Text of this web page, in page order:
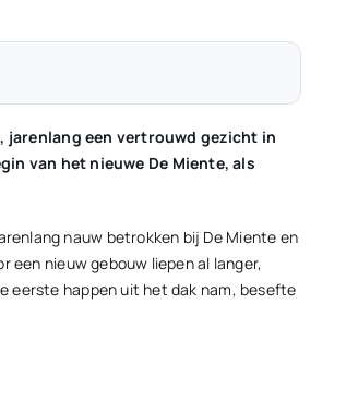
jarenlang een vertrouwd gezicht in
van het nieuwe De Miente, als
nauw betrokken bij De Miente en
een nieuw gebouw liepen al langer,
eerste happen uit het dak nam, besefte